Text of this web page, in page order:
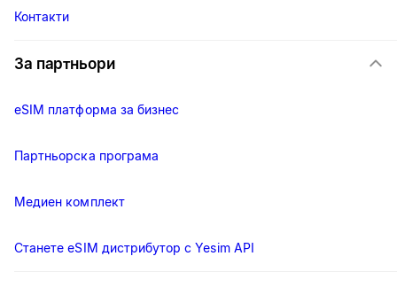
Контакти
За партньори
eSIM платформа за бизнес
Партньорска програма
Медиен комплект
Станете eSIM дистрибутор с Yesim API